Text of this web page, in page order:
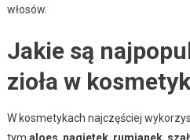
włosów.
Jakie są
zioła w
W kosmetykach najczęściej
tym aloes, nagietek, rumianek,